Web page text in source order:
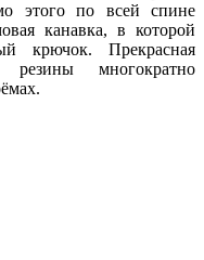
этого по всей спине
канавка, в которой
крючок. Прекрасная
резины многократно